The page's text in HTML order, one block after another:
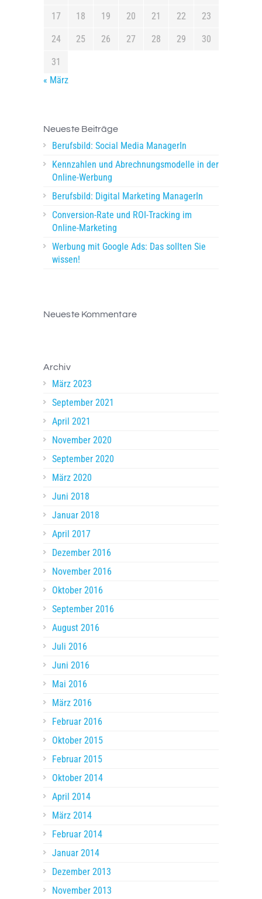
17 18 19 20 21 22 23
24 25 26 27 28 29 30
31
« März
Neueste Beiträge
Berufsbild: Social Media ManagerIn
Kennzahlen und Abrechnungsmodelle in der
Online-Werbung
Berufsbild: Digital Marketing ManagerIn
Conversion-Rate und ROI-Tracking im
Online-Marketing
Werbung mit Google Ads: Das sollten Sie
wissen!
Neueste Kommentare
Archiv
März 2023
September 2021
April 2021
November 2020
September 2020
März 2020
Juni 2018
Januar 2018
April 2017
Dezember 2016
November 2016
Oktober 2016
September 2016
August 2016
Juli 2016
Juni 2016
Mai 2016
März 2016
Februar 2016
Oktober 2015
Februar 2015
Oktober 2014
April 2014
März 2014
Februar 2014
Januar 2014
Dezember 2013
November 2013